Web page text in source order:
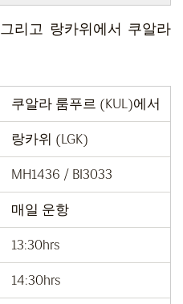
그리고 랑카위에서 쿠알라
쿠알라 룸푸르 (KUL)에서
랑카위 (LGK)
MH1436 / BI3033
매일 운항
13:30hrs
14:30hrs